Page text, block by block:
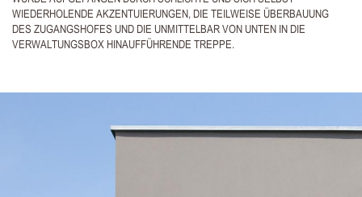
WIEDERHOLENDE AKZENTUIERUNGEN, DIE TEILWEISE ÜBERBAUUNG
DES ZUGANGSHOFES UND DIE UNMITTELBAR VON UNTEN IN DIE
VERWALTUNGSBOX HINAUFFÜHRENDE TREPPE.